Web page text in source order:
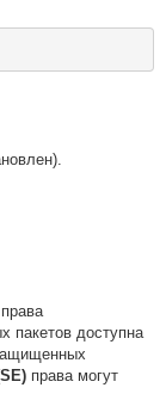
пакетов доступна
права могут